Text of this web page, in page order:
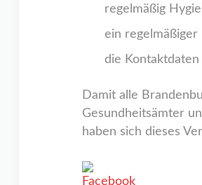
regelmäßig
ein
die
Damit alle
Gesundheitsämter
haben sich dieses